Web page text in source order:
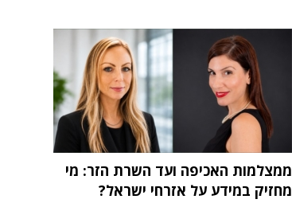
ממצלמות האכיפה ועד השרת הזר: מי
מחזיק במידע על אזרחי ישראל?